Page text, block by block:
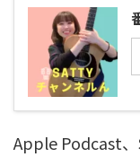
Apple Podcast